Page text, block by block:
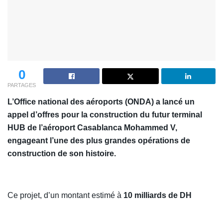
0
PARTAGES
L’Office national des aéroports (ONDA) a lancé un
appel d’offres pour la construction du futur terminal
HUB de l’aéroport Casablanca Mohammed V,
engageant l’une des plus grandes opérations de
construction de son histoire.
Ce projet, d’un montant estimé à 10 milliards de DH